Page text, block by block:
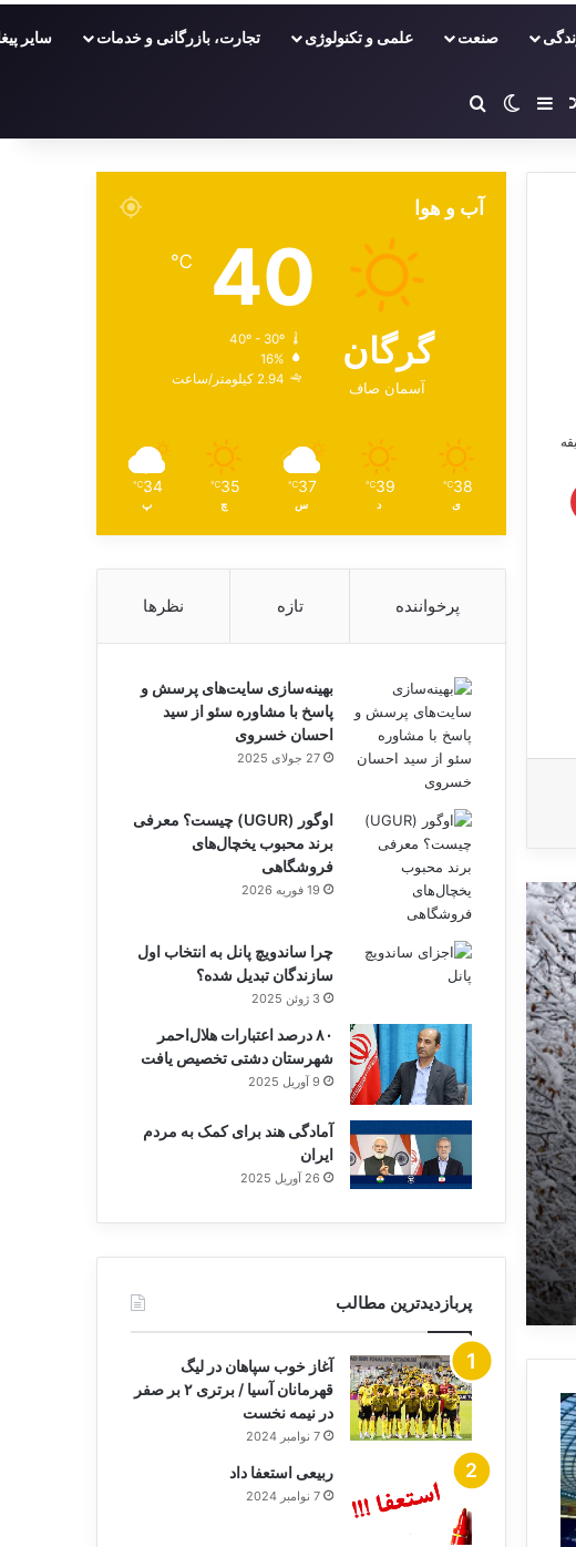
صنعت علمی و تکنولوژی تجارت، بازرگانی و خدمات سایر
نوشته تصادفی
سایدبارتغییر پوسته
آب و هوا
گرگان
آسمان صاف
40
℃
40º - 30º
16%
2.94 کیلومتر/ساعت
38
℃
ی
39
℃
د
37
℃
س
35
℃
چ
34
℃
پ
پرخواننده تازه نظرها
بهینه‌سازی سایت‌های پرسش و
پاسخ با مشاوره سئو از سید
احسان خسروی
27 جولای 2025
اوگور (UGUR) چیست؟ معرفی
برند محبوب یخچال‌های
فروشگاهی
19 فوریه 2026
چرا ساندویچ پانل به انتخاب اول
سازندگان تبدیل شده؟
3 ژوئن 2025
۸۰ درصد اعتبارات هلال‌احمر
شهرستان دشتی تخصیص یافت
9 آوریل 2025
آمادگی هند برای کمک به مردم
ایران
26 آوریل 2025
پربازدیدترین مطالب
آغاز خوب سپاهان در لیگ
قهرمانان آسیا / برتری ۲ بر صفر
در نیمه نخست
7 نوامبر 2024
ربیعی استعفا داد
7 نوامبر 2024